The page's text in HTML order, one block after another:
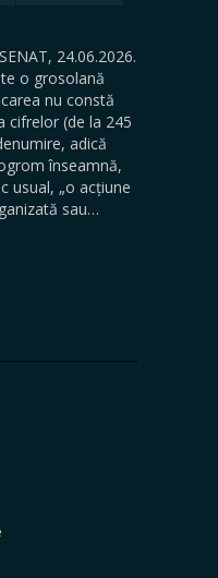
24.06.2026.
o grosolană
nu constă
cifrelor (de la 245
adică
înseamnă,
usual, „o acțiune
sau…